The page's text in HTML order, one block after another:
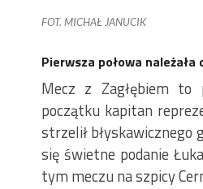
FOT. MICHAŁ JANUCIK
Pierwsza połowa należała
Mecz z Zagłębiem to
początku kapitan
strzelił błyskawicznego
się świetne podanie
tym meczu na szpicy